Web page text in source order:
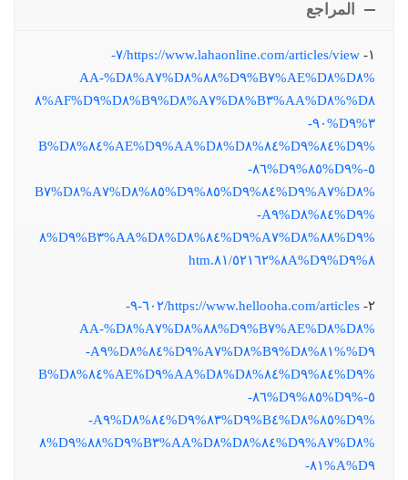
المراجع
١-
https://www.lahaonline.com/articles/view/٧-
%D٨%AE%D٨%B٧%D٩%٨٨%D٨%A٧%D٨%AA-
%D٨%AA%D٨%B٣%D٨%A٧%D٨%B٩%D٨%AF%D٩%٨
٣%D٩%٩٠-
%D٩%٨٤%D٩%٨٤%D٨%AA%D٨%AE%D٩%٨٤%D٨%B
٥-%D٩%٨٥%D٩%٨٦-
%D٨%A٧%D٩%٨٤%D٩%٨٥%D٩%٨٥%D٨%A٧%D٨%B٧
%D٩%٨٤%D٨%A٩-
%D٩%٨٨%D٨%A٧%D٩%٨٤%D٨%AA%D٨%B٣%D٩%٨
٨%D٩%٨A%D٩%٨١/٥٢١٦٢.htm
٢-
https://www.hellooha.com/articles/٦٠٢-٩-
%D٨%AE%D٨%B٧%D٩%٨٨%D٨%A٧%D٨%AA-
%D٩%٨١%D٨%B٩%D٨%A٧%D٩%٨٤%D٨%A٩-
%D٩%٨٤%D٩%٨٤%D٨%AA%D٨%AE%D٩%٨٤%D٨%B
٥-%D٩%٨٥%D٩%٨٦-
%D٩%٨٥%D٨%B٤%D٩%٨٣%D٩%٨٤%D٨%A٩-
%D٨%A٧%D٩%٨٤%D٨%AA%D٨%B٣%D٩%٨٨%D٩%٨
A%D٩%٨١-